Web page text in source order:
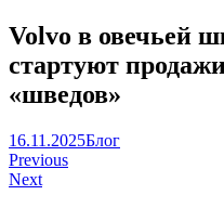
Volvo в овечьей
стартуют
«шведов»
Артем
Краснов
16.11.2025Блог
Навигация
по
Previous
Next